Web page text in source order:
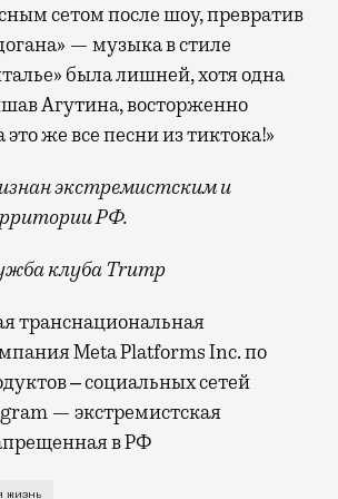
сетом после шоу, превратив
— музыка в стиле
была лишней, хотя одна
Агутина, восторженно
же все песни из тиктока!»
экстремистским и
РФ.
клуба Trump
транснациональная
Meta Platforms Inc. по
‒ социальных сетей
— экстремистская
в РФ
жизнь